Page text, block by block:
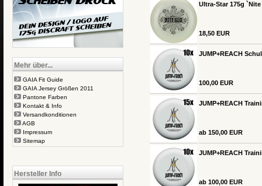
Mehr über...
GAIA Fit Guide
GAIA Jersey Größen 2011
Pantone Farben
Kontakt & Info
Versandkonditionen
AGB
Impressum
Sitemap
Hersteller Info
Ultra-Star 175g
18,50 EUR
JUMP+REACH
100,00 EUR
JUMP+REACH
ab 150,00 EUR
JUMP+REACH
ab 100,00 EUR